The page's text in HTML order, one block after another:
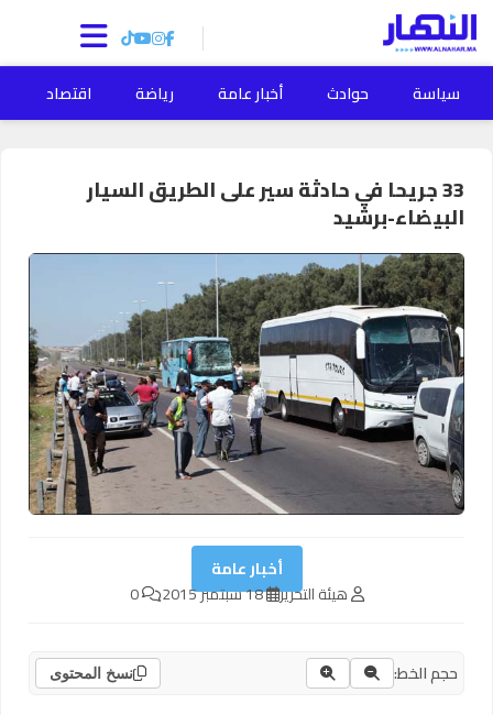
سياسة حوادث أخبار عامة رياضة اقتصاد
33 جريحا في حادثة سير على الطريق السيار
البيضاء-برشيد
أخبار عامة
هيئة التحرير 18 سبتمبر 2015 0
حجم الخط: نسخ المحتوى